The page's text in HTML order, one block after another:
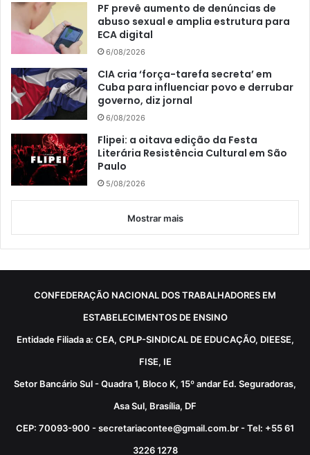
PF prevê aumento de denúncias de
abuso sexual e amplia estrutura para
ECA digital
6/08/2026
CIA cria ‘força-tarefa secreta’ em
Cuba para influenciar povo e derrubar
governo, diz jornal
6/08/2026
Flipei: a oitava edição da Festa
Literária Resistência Cultural em São
Paulo
5/08/2026
Mostrar mais
CONFEDERAÇÃO NACIONAL DOS TRABALHADORES EM
ESTABELECIMENTOS DE ENSINO
Entidade Filiada a: CEA, CPLP-SINDICAL DE EDUCAÇÃO, DIEESE,
FISE, IE
Setor Bancário Sul - Quadra 1, Bloco K, 15º andar Ed. Seguradoras,
Asa Sul, Brasília, DF
CEP: 70093-900 - secretariacontee@gmail.com.br - Tel: +55 61
3226 1278